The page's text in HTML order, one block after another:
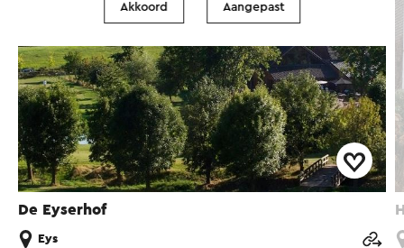
De Eyserhof
Eys
Akkoord Aangepast